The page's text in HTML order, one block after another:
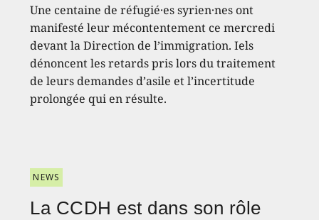
Une centaine de réfugié·es syrien·nes ont
manifesté leur mécontentement ce mercredi
devant la Direction de l’immigration. Iels
dénoncent les retards pris lors du traitement
de leurs demandes d’asile et l’incertitude
prolongée qui en résulte.
NEWS
La CCDH est dans son rôle